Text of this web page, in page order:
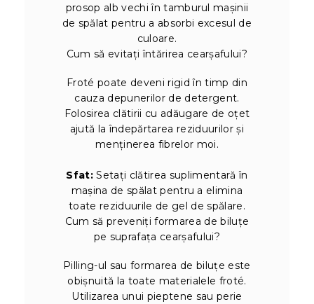
prosop alb vechi în tamburul mașinii
de spălat pentru a absorbi excesul de
culoare.
Cum să evitați întărirea cearșafului?
Froté poate deveni rigid în timp din
cauza depunerilor de detergent.
Folosirea clătirii cu adăugare de oțet
ajută la îndepărtarea reziduurilor și
menținerea fibrelor moi.
Sfat: Setați clătirea suplimentară în
mașina de spălat pentru a elimina
toate reziduurile de gel de spălare.
Cum să preveniți formarea de biluțe
pe suprafața cearșafului?
Pilling-ul sau formarea de biluțe este
obișnuită la toate materialele froté.
Utilizarea unui pieptene sau perie